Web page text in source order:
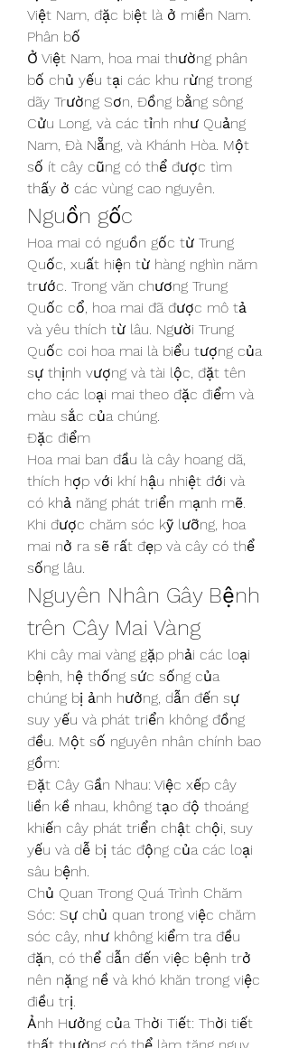
Việt Nam, đặc biệt là ở miền Nam.
Phân bố
Ở Việt Nam, hoa mai thường phân
bố chủ yếu tại các khu rừng trong
dãy Trường Sơn, Đồng bằng sông
Cửu Long, và các tỉnh như Quảng
Nam, Đà Nẵng, và Khánh Hòa. Một
số ít cây cũng có thể được tìm
thấy ở các vùng cao nguyên.
Nguồn gốc
Hoa mai có nguồn gốc từ Trung
Quốc, xuất hiện từ hàng nghìn năm
trước. Trong văn chương Trung
Quốc cổ, hoa mai đã được mô tả
và yêu thích từ lâu. Người Trung
Quốc coi hoa mai là biểu tượng của
sự thịnh vượng và tài lộc, đặt tên
cho các loại mai theo đặc điểm và
màu sắc của chúng.
Đặc điểm
Hoa mai ban đầu là cây hoang dã,
thích hợp với khí hậu nhiệt đới và
có khả năng phát triển mạnh mẽ.
Khi được chăm sóc kỹ lưỡng, hoa
mai nở ra sẽ rất đẹp và cây có thể
sống lâu.
Nguyên Nhân Gây Bệnh
trên Cây Mai Vàng
Khi cây mai vàng gặp phải các loại
bệnh, hệ thống sức sống của
chúng bị ảnh hưởng, dẫn đến sự
suy yếu và phát triển không đồng
đều. Một số nguyên nhân chính bao
gồm:
Đặt Cây Gần Nhau: Việc xếp cây
liền kề nhau, không tạo độ thoáng
khiến cây phát triển chật chội, suy
yếu và dễ bị tác động của các loại
sâu bệnh.
Chủ Quan Trong Quá Trình Chăm
Sóc: Sự chủ quan trong việc chăm
sóc cây, như không kiểm tra đều
đặn, có thể dẫn đến việc bệnh trở
nên nặng nề và khó khăn trong việc
điều trị.
Ảnh Hưởng của Thời Tiết: Thời tiết